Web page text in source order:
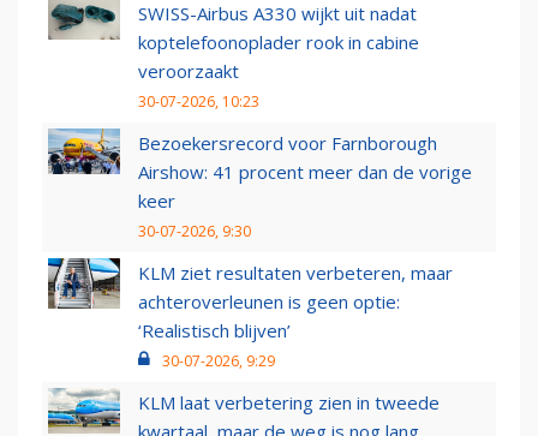
SWISS-Airbus A330 wijkt uit nadat
koptelefoonoplader rook in cabine
veroorzaakt
30-07-2026, 10:23
Bezoekersrecord voor Farnborough
Airshow: 41 procent meer dan de vorige
keer
30-07-2026, 9:30
KLM ziet resultaten verbeteren, maar
achteroverleunen is geen optie:
‘Realistisch blijven’
30-07-2026, 9:29
KLM laat verbetering zien in tweede